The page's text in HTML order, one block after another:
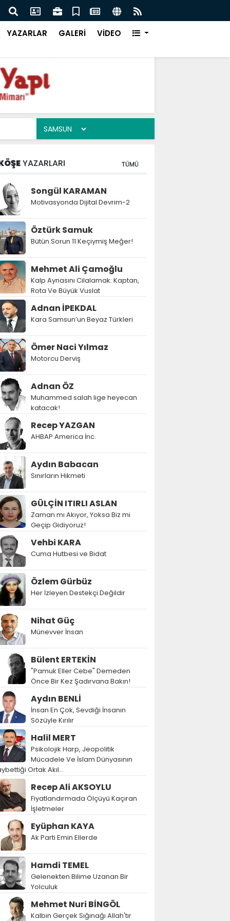
Keşif Kampüsü Takımları Şanlıurfa Finalinde Yarışacak
YAZARLAR GALERİ VİDEO
YAZARLARI TÜMÜ
Songül KARAMAN
Motivasyonda Dijital Devrim-2
Öztürk Samuk
Bütün Sorun 11 Keçiymiş Meğer!
Mehmet Ali Çamoğlu
Kalp Aynasını Cilalamak: Kaptan,
Rota Ve Büyük Vuslat
Adnan İPEKDAL
Kara Samsun’un Beyaz Türkleri
Ömer Naci Yılmaz
Motorcu Derviş
Adnan ÖZ
Muhammed salah lige heyecan
katacak!
Recep YAZGAN
AHBAP America İnc.
Aydın Babacan
Sınırların Hikmeti
GÜLÇİN ITIRLI ASLAN
Zaman mı Akıyor, Yoksa Biz mi
Geçip Gidiyoruz!
Vehbi KARA
Cuma Hutbesi ve Bidat
Özlem Gürbüz
Her İzleyen Destekçi Değildir
Nihat Güç
Münevver İnsan
Bülent ERTEKİN
"Pamuk Eller Cebe" Demeden
Önce Bir Kez Şadırvana Bakın!
Aydın BENLİ
İnsan En Çok, Sevdiği İnsanın
Sözüyle Kırılır
Halil MERT
Psikolojik Harp, Jeopolitik
Mücadele Ve İslam Dünyasının
Ortak Akıl…
Recep Ali AKSOYLU
Fiyatlandırmada Ölçüyü Kaçıran
İşletmeler
Eyüphan KAYA
Ak Parti Emin Ellerde
Hamdi TEMEL
Gelenekten Bilime Uzanan Bir
Yolculuk
Mehmet Nuri BİNGÖL
Kalbin Gerçek Sığınağı Allah'tır